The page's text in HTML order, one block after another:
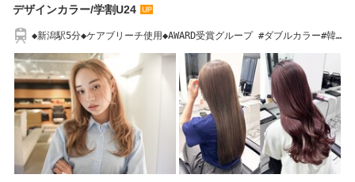
デザインカラー/学割U24
◆新潟駅5分◆ケアブリーチ使用◆AWARD受賞グループ #ダブルカラー#韓